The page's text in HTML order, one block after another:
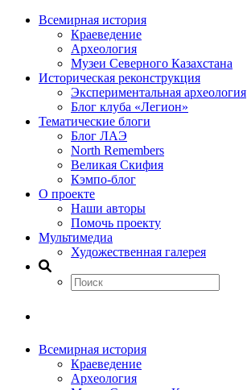
Всемирная история
Краеведение
Археология
Музеи Северного Казахстана
Историческая реконструкция
Экспериментальная археология
Блог клуба «Легион»
Тематические блоги
Блог ЛАЭ
North Remembers
Великая Скифия
Кэмпо-блог
О проекте
Наши авторы
Помочь проекту
Мультимедиа
Художественная галерея
Всемирная история
Краеведение
Археология